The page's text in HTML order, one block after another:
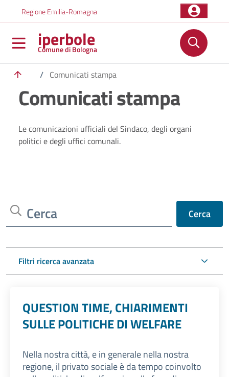
Regione Emilia-Romagna
iperbole
Comune di Bologna
/ Comunicati stampa
Comunicati stampa
Le comunicazioni ufficiali del Sindaco, degli organi
politici e degli uffici comunali.
Cerca Cerca
Filtri ricerca avanzata
QUESTION TIME, CHIARIMENTI
SULLE POLITICHE DI WELFARE
Nella nostra città, e in generale nella nostra
regione, il privato sociale è da tempo coinvolto